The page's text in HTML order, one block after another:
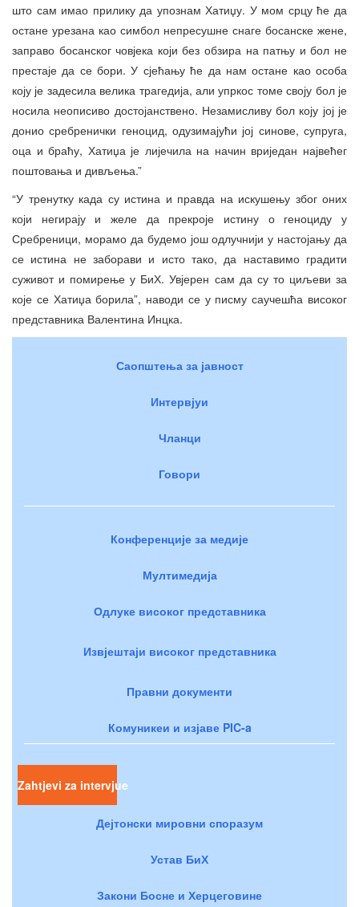
што сам имао прилику да упознам Хатиџу. У мом срцу ће да
остане урезана као симбол непресушне снаге босанске жене,
заправо босанског човјека који без обзира на патњу и бол не
престаје да се бори. У сјећању ће да нам остане као особа
коју је задесила велика трагедија, али упркос томе своју бол је
носила неописиво достојанствено. Незамисливу бол коју јој је
донио сребренички геноцид, одузимајући јој синове, супруга,
оца и браћу, Хатиџа је лијечила на начин вриједан највећег
поштовања и дивљења.”
“У тренутку када су истина и правда на искушењу због оних
који негирају и желе да прекроје истину о геноциду у
Сребреници, морамо да будемо још одлучнији у настојању да
се истина не заборави и исто тако, да наставимо градити
суживот и помирење у БиХ. Увјерен сам да су то циљеви за
које се Хатиџа борила”, наводи се у писму саучешћа високог
представника Валентина Инцка.
Саопштења за јавност
Интервјуи
Чланци
Говори
Конференције за медије
Мултимедија
Одлуке високог представника
Извјештаји високог представника
Правни документи
Комуникеи и изјаве PIC-a
Zahtjevi za intervjue
Дејтонски мировни споразум
Устав БиХ
Закони Босне и Херцеговине